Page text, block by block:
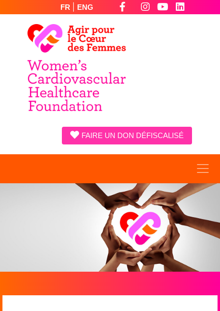
FR ENG
FAIRE UN DON DÉFISCALISÉ